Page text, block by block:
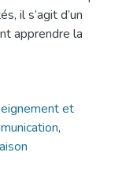
il s’agit d’un
apprendre la
et
,